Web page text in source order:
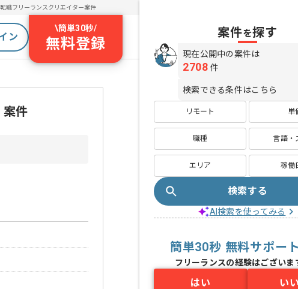
職フリーランスクリエイター案件
ン
\簡単30秒/
無料登録
案件
案件を探す
現在公開中の案件は
2708 件
検索できる条件はこちら
リモート 単
職種 言語・
エリア 稼働
検索する
AI検索を使ってみる
簡単30秒 無料サポー
フリーランスの経験はございま
はい い